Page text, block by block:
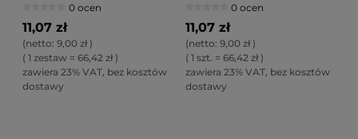
0 ocen
11,07 zł
(netto: 9,00 zł)
( 1 zestaw = 66,42 zł )
zawiera 23% VAT, bez kosztów
dostawy
0 ocen
11,07 zł
(netto: 9,00 zł)
( 1 szt. = 66,42 zł )
zawiera 23% VAT, bez kosztów
dostawy